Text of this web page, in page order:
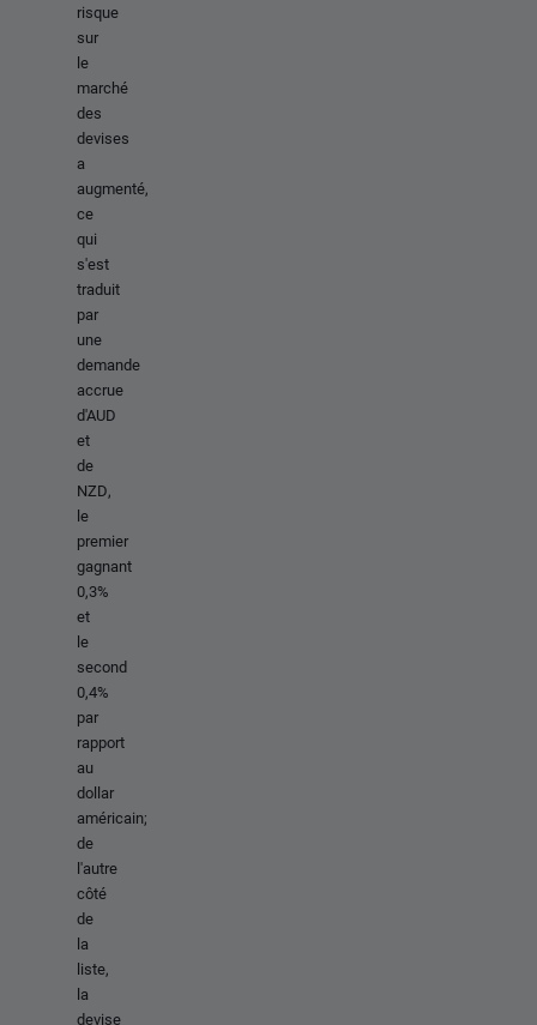
risque
sur
le
marché
des
devises
a
augmenté,
ce
qui
s'est
traduit
par
une
demande
accrue
d'AUD
et
de
NZD,
le
premier
gagnant
0,3%
et
le
second
0,4%
par
rapport
au
dollar
américain;
de
l'autre
côté
de
la
liste,
la
devise